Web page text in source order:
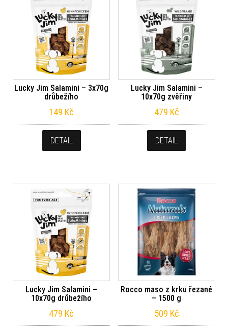
Lucky Jim Salamini – 3x70g
drůbežího
149 Kč
DETAIL
Lucky Jim Salamini –
10x70g zvěřiny
479 Kč
DETAIL
Lucky Jim Salamini –
10x70g drůbežího
479 Kč
Rocco maso z krku řezané
– 1500 g
509 Kč